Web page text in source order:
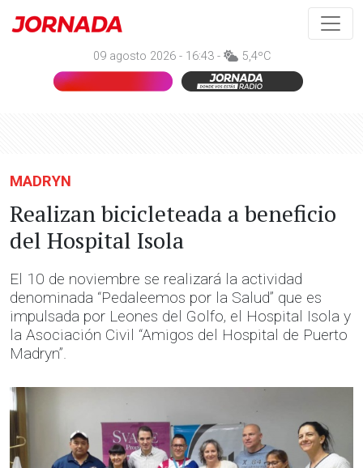
09 agosto 2026 - 16:43 - 5,4ºC
MADRYN
Realizan bicicleteada a beneficio
del Hospital Isola
El 10 de noviembre se realizará la actividad
denominada “Pedaleemos por la Salud” que es
impulsada por Leones del Golfo, el Hospital Isola y
la Asociación Civil “Amigos del Hospital de Puerto
Madryn”.